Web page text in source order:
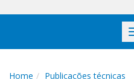
Home
Publicações técnicas